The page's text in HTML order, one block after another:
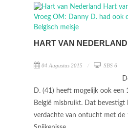
HART VAN NEDERLAND
04 Augustus 2015 SBS 6
D. (41) heeft mogelijk ook een
België misbruikt. Dat
verdachte van ontucht met de